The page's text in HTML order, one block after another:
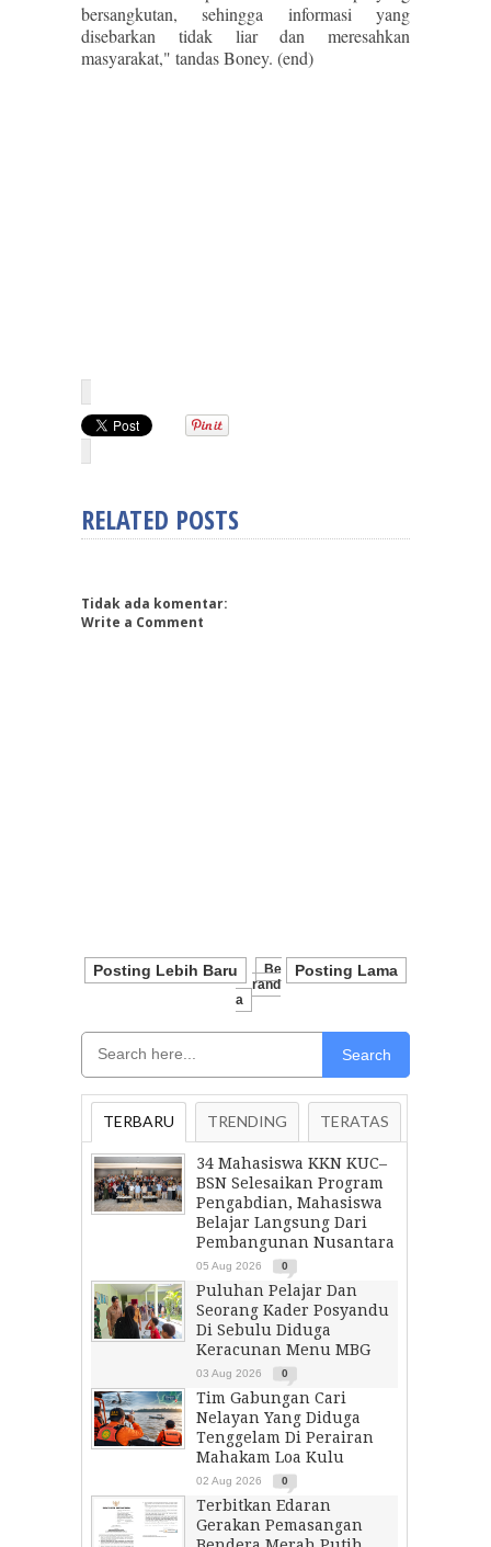
bersangkutan, sehingga informasi yang
disebarkan tidak liar dan meresahkan
masyarakat," tandas Boney. (end)
RELATED POSTS
Tidak ada komentar:
Write a Comment
Posting Lebih Baru Posting Lama
Be
Rand
A
Search
TERBARU TRENDING TERATAS
34 Mahasiswa KKN KUC–
BSN Selesaikan Program
Pengabdian, Mahasiswa
Belajar Langsung Dari
Pembangunan Nusantara
05 Aug 2026 0
Puluhan Pelajar Dan
Seorang Kader Posyandu
Di Sebulu Diduga
Keracunan Menu MBG
03 Aug 2026 0
Tim Gabungan Cari
Nelayan Yang Diduga
Tenggelam Di Perairan
Mahakam Loa Kulu
02 Aug 2026 0
Terbitkan Edaran
Gerakan Pemasangan